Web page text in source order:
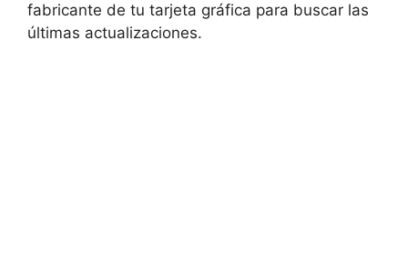
fabricante de tu tarjeta gráfica para buscar las
últimas actualizaciones.